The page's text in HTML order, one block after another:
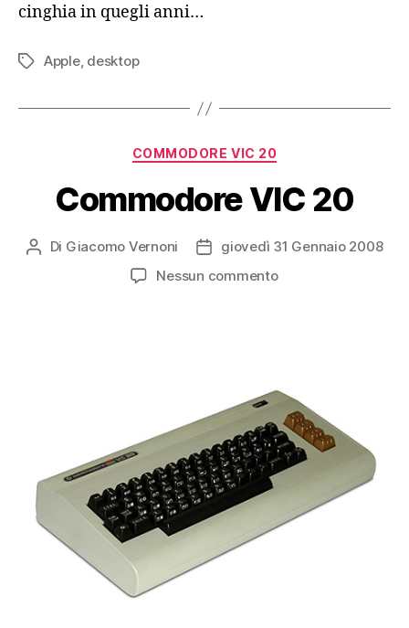
cinghia in quegli anni…
Tag Apple, desktop
Categorie
COMMODORE VIC 20
Commodore VIC 20
Autore
Di Giacomo Vernoni
Datagiovedì 31 Gennaio 2008
Nessun commentosu